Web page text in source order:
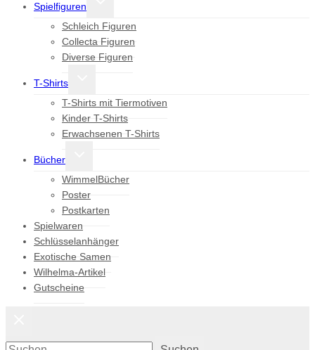
Spielfiguren
Schleich Figuren
Collecta Figuren
Diverse Figuren
T-Shirts
T-Shirts mit Tiermotiven
Kinder T-Shirts
Erwachsenen T-Shirts
Bücher
WimmelBücher
Poster
Postkarten
Spielwaren
Schlüsselanhänger
Exotische Samen
Wilhelma-Artikel
Gutscheine
Suchen